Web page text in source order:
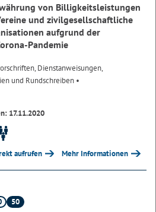
von Billigkeitsleistungen
und zivilgesellschaftliche
aufgrund der
Pandemie
Dienstanweisungen,
und Rundschreiben •
17.11.2020
aufrufen Mehr Informationen
50